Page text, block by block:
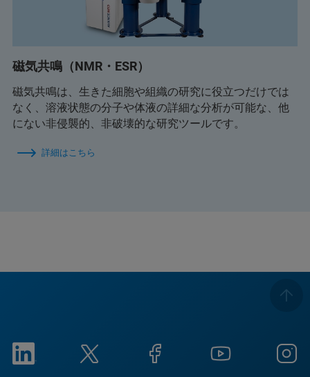
磁気共鳴（NMR・ESR）
磁気共鳴は、生きた細胞や組織の研究に役立つだけでは
なく、溶液状態の分子や体液の詳細な分析が可能な、他
にない非侵襲的、非破壊的な研究ツールです。
詳細はこちら